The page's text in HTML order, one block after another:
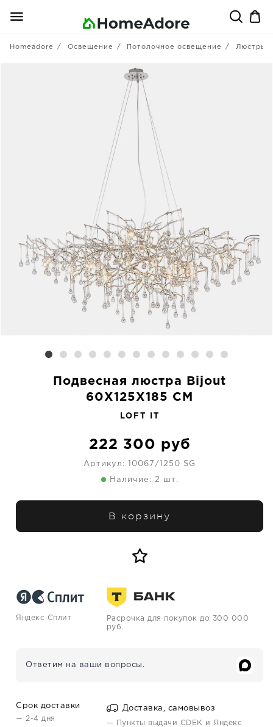
Homeadore Освещение Потолочное освещение Люстры
Подвесная люстра Bijout
60X125X185 CM
LOFT IT
222 300 руб
Артикул: 10067/1250 SG
Наличие: 2 шт.
В корзину
Яндекс Сплит
Расрочка для покупок до 300 000
руб.
Ответим на ваши вопросы.
Срок доставки
— 2-4 дня
Доставка, самовывоз
— Пункты выдачи CDEK и Яндекс